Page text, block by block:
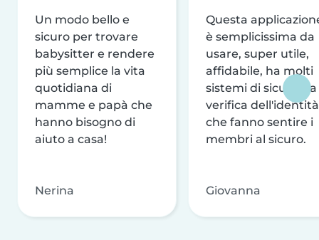
Un modo bello e
sicuro per trovare
babysitter e rendere
più semplice la vita
quotidiana di
mamme e papà che
hanno bisogno di
aiuto a casa!
Nerina
Questa
è semplicissima da
usare, super utile,
affidabile, ha molti
sistemi di sicurezza
verifica dell'identità
che fanno sentire i
membri al sicuro.
Giovanna